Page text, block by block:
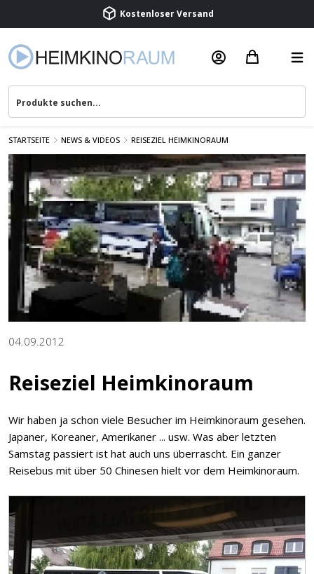
Beratung & Service
STARTSEITE NEWS & VIDEOS REISEZIEL HEIMKINORAUM
04.09.2012
Reiseziel Heimkinoraum
Wir haben ja schon viele Besucher im Heimkinoraum gesehen.
Japaner, Koreaner, Amerikaner ... usw. Was aber letzten
Samstag passiert ist hat auch uns überrascht. Ein ganzer
Reisebus mit über 50 Chinesen hielt vor dem Heimkinoraum.